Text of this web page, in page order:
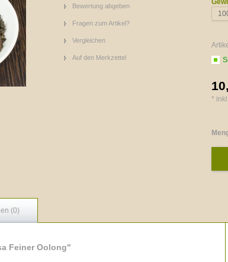
Bewertung abgeben
Fragen zum Artikel?
Vergleichen
Auf den Merkzettel
*
(0)
Feiner Oolong"